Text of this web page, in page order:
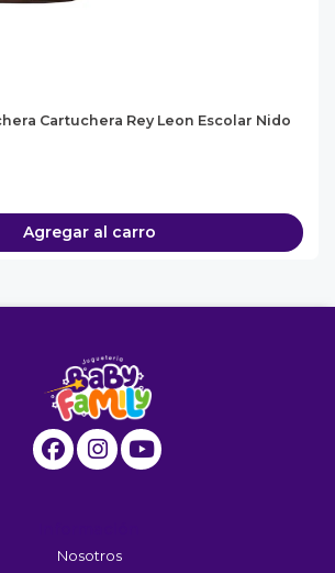
Cartuchera Rey Leon Escolar Nido
Agregar al carro
Nosotros